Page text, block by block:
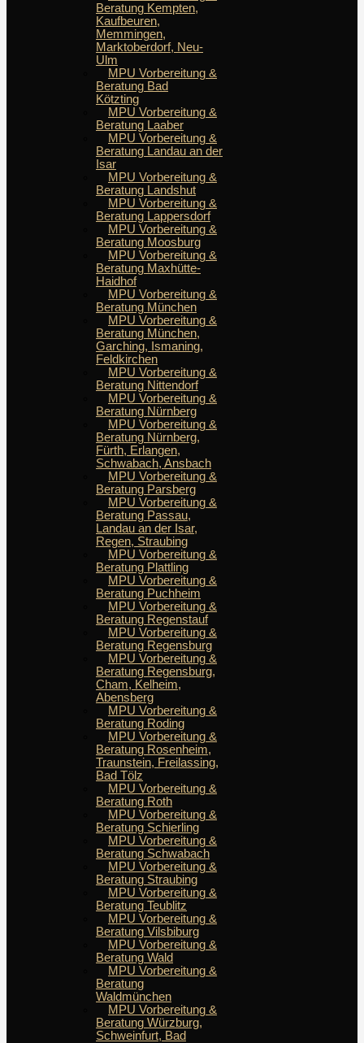
Beratung Kempten,
Kaufbeuren,
Memmingen,
Marktoberdorf, Neu-
Ulm
MPU Vorbereitung &
Beratung Bad
Kötzting
MPU Vorbereitung &
Beratung Laaber
MPU Vorbereitung &
Beratung Landau an der
Isar
MPU Vorbereitung &
Beratung Landshut
MPU Vorbereitung &
Beratung Lappersdorf
MPU Vorbereitung &
Beratung Moosburg
MPU Vorbereitung &
Beratung Maxhütte-
Haidhof
MPU Vorbereitung &
Beratung München
MPU Vorbereitung &
Beratung München,
Garching, Ismaning,
Feldkirchen
MPU Vorbereitung &
Beratung Nittendorf
MPU Vorbereitung &
Beratung Nürnberg
MPU Vorbereitung &
Beratung Nürnberg,
Fürth, Erlangen,
Schwabach, Ansbach
MPU Vorbereitung &
Beratung Parsberg
MPU Vorbereitung &
Beratung Passau,
Landau an der Isar,
Regen, Straubing
MPU Vorbereitung &
Beratung Plattling
MPU Vorbereitung &
Beratung Puchheim
MPU Vorbereitung &
Beratung Regenstauf
MPU Vorbereitung &
Beratung Regensburg
MPU Vorbereitung &
Beratung Regensburg,
Cham, Kelheim,
Abensberg
MPU Vorbereitung &
Beratung Roding
MPU Vorbereitung &
Beratung Rosenheim,
Traunstein, Freilassing,
Bad Tölz
MPU Vorbereitung &
Beratung Roth
MPU Vorbereitung &
Beratung Schierling
MPU Vorbereitung &
Beratung Schwabach
MPU Vorbereitung &
Beratung Straubing
MPU Vorbereitung &
Beratung Teublitz
MPU Vorbereitung &
Beratung Vilsbiburg
MPU Vorbereitung &
Beratung Wald
MPU Vorbereitung &
Beratung
Waldmünchen
MPU Vorbereitung &
Beratung Würzburg,
Schweinfurt, Bad